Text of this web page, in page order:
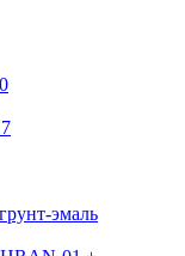
эмаль